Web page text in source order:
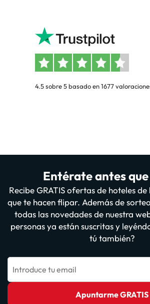
4.5 sobre 5 basado en 1677
Entérate antes
Recibe GRATIS ofertas de hoteles de
que te hacen flipar. Además de
todas las novedades de nuestra
personas ya están suscritas y
tú también?
Introduce tu email
Apuntarme GRATIS